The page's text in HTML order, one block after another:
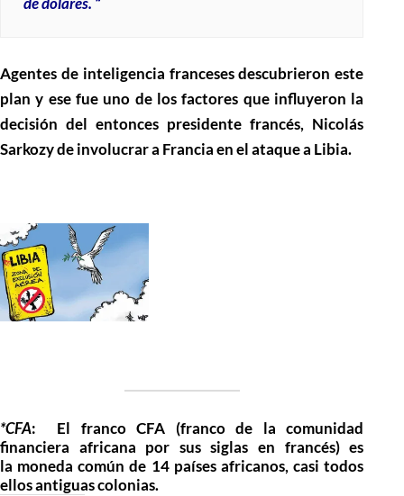
Agentes de inteligencia franceses descubrieron este
plan y ese fue uno de los factores que influyeron la
decisión del entonces presidente francés, Nicolás
Sarkozy de involucrar a Francia en el ataque a Libia.
*CFA: El franco CFA (franco de la comunidad
financiera africana por sus siglas en francés) es
la moneda común de 14 países africanos, casi todos
ellos antiguas colonias.